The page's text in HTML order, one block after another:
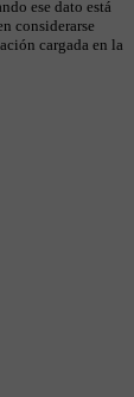
ese dato está
considerarse
cargada en la